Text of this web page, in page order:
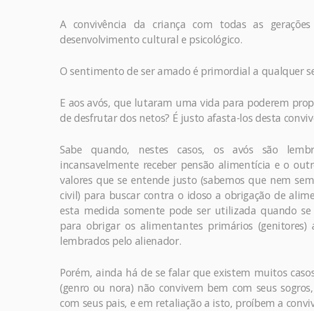
A convivência da criança com todas as
desenvolvimento cultural e psicológico.
O sentimento de ser amado é primordial a qualquer
E aos avós, que lutaram uma vida para poderem
de desfrutar dos netos? É justo afasta-los desta
Sabe quando, nestes casos, os avós são
incansavelmente receber pensão alimentícia e o
valores que se entende justo (sabemos que nem
civil) para buscar contra o idoso a obrigação de
esta medida somente pode ser utilizada quando
para obrigar os alimentantes primários
lembrados pelo alienador.
Porém, ainda há de se falar que existem muitos
(genro ou nora) não convivem bem com seus
com seus pais, e em retaliação a isto, proíbem a